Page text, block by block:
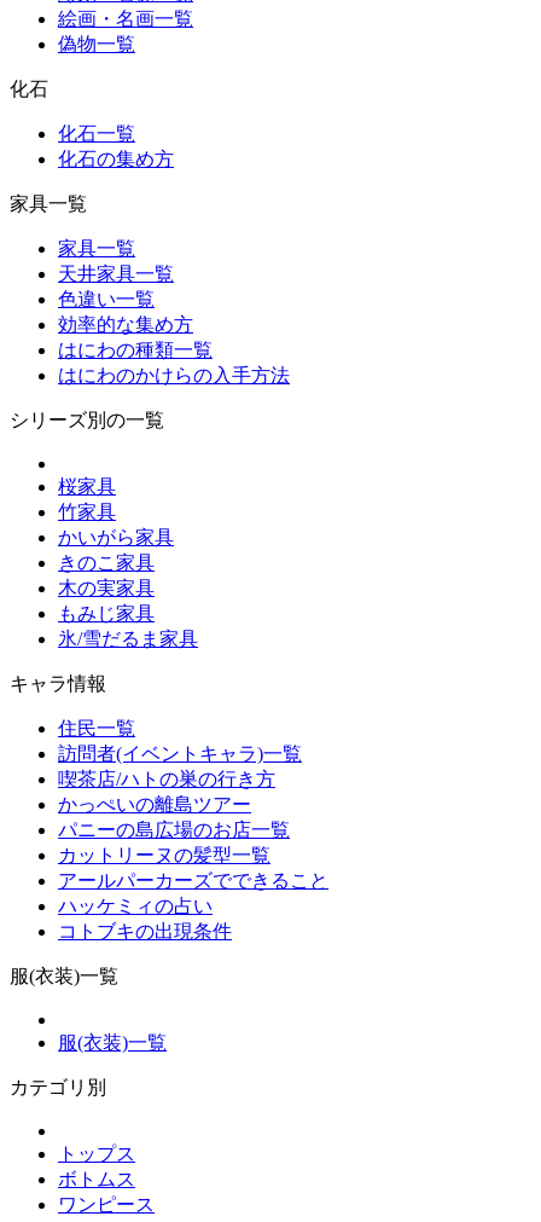
絵画・名画一覧
偽物一覧
化石
化石一覧
化石の集め方
家具一覧
家具一覧
天井家具一覧
色違い一覧
効率的な集め方
はにわの種類一覧
はにわのかけらの入手方法
シリーズ別の一覧
桜家具
竹家具
かいがら家具
きのこ家具
木の実家具
もみじ家具
氷/雪だるま家具
キャラ情報
住民一覧
訪問者(イベントキャラ)一覧
喫茶店/ハトの巣の行き方
かっぺいの離島ツアー
パニーの島広場のお店一覧
カットリーヌの髪型一覧
アールパーカーズでできること
ハッケミィの占い
コトブキの出現条件
服(衣装)一覧
服(衣装)一覧
カテゴリ別
トップス
ボトムス
ワンピース